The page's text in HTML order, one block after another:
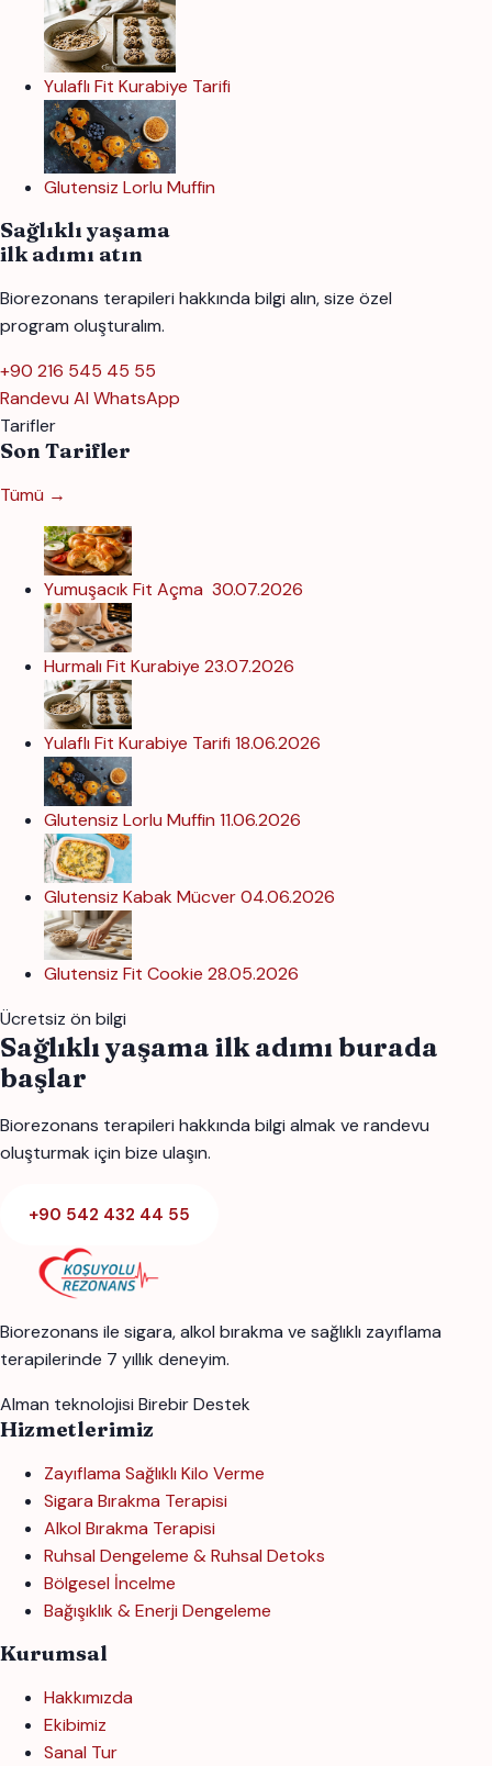
Yulaflı Fit Kurabiye Tarifi
Glutensiz Lorlu Muffin
Sağlıklı yaşama
ilk adımı atın
Biorezonans terapileri hakkında bilgi alın, size özel
program oluşturalım.
+90 216 545 45 55
Randevu Al WhatsApp
Tarifler
Son Tarifler
Tümü →
Yumuşacık Fit Açma 30.07.2026
Hurmalı Fit Kurabiye 23.07.2026
Yulaflı Fit Kurabiye Tarifi 18.06.2026
Glutensiz Lorlu Muffin 11.06.2026
Glutensiz Kabak Mücver04.06.2026
Glutensiz Fit Cookie 28.05.2026
Ücretsiz ön bilgi
Sağlıklı yaşama ilk adımı burada
başlar
Biorezonans terapileri hakkında bilgi almak ve randevu
oluşturmak için bize ulaşın.
+90 542 432 44 55
Biorezonans ile sigara, alkol bırakma ve sağlıklı zayıflama
terapilerinde 7 yıllık deneyim.
Alman teknolojisi Birebir Destek
Hizmetlerimiz
Zayıflama Sağlıklı Kilo Verme
Sigara Bırakma Terapisi
Alkol Bırakma Terapisi
Ruhsal Dengeleme & Ruhsal Detoks
Bölgesel İncelme
Bağışıklık & Enerji Dengeleme
Kurumsal
Hakkımızda
Ekibimiz
Sanal Tur